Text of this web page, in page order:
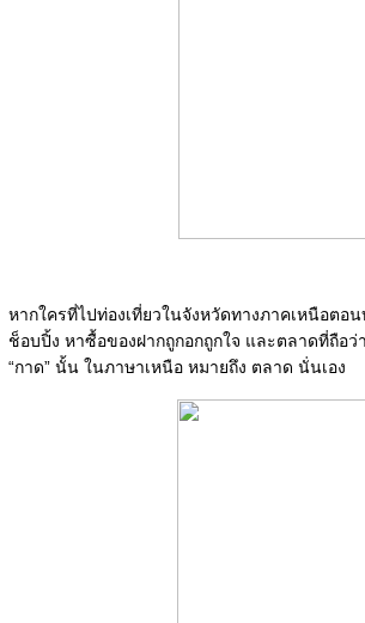
หากใครที่ไปท่องเที่ยวในจังหวัดทางภาคเหนือต
ช็อบปิ้ง หาซื้อของฝากถูกอกถูกใจ และตลาดที่ถือว่
“กาด” นั้น ในภาษาเหนือ หมายถึง ตลาด นั่นเอง